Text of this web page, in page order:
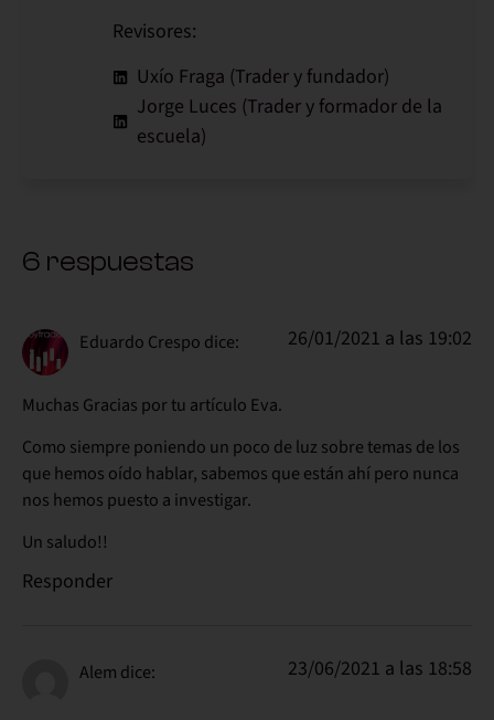
Revisores:
Uxío Fraga (Trader y fundador)
Jorge Luces (Trader y formador de la
escuela)
6 respuestas
Eduardo Crespo dice: 26/01/2021 a las 19:02
Muchas Gracias por tu artículo Eva.
Como siempre poniendo un poco de luz sobre temas de los
que hemos oído hablar, sabemos que están ahí pero nunca
nos hemos puesto a investigar.
Un saludo!!
Responder
Alem dice: 23/06/2021 a las 18:58